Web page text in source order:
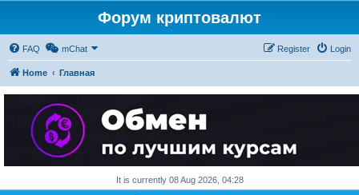
Форум криптовалют
FAQ mChat Login
Register
Home Главная
It is currently 08 Aug 2026, 04:28